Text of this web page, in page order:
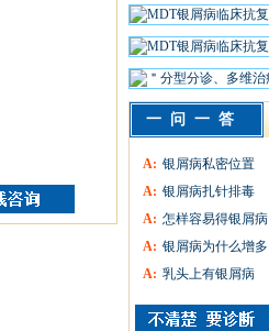
一问一答
A: 银屑病私密位置
A: 银屑病扎针排毒
A: 怎样容易得银屑病
A: 银屑病为什么增多
A: 乳头上有银屑病